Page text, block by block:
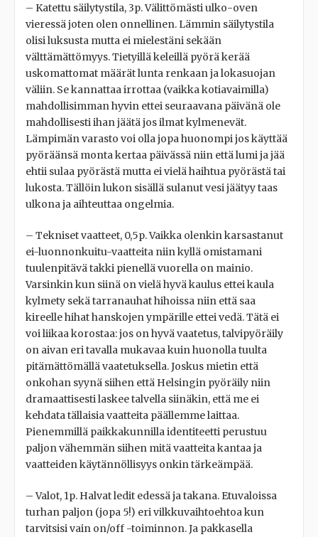
– Katettu säilytystila, 3p. Välittömästi ulko-oven
vieressä joten olen onnellinen. Lämmin säilytystila
olisi luksusta mutta ei mielestäni sekään
välttämättömyys. Tietyillä keleillä pyörä kerää
uskomattomat määrät lunta renkaan ja lokasuojan
väliin. Se kannattaa irrottaa (vaikka kotiavaimilla)
mahdollisimman hyvin ettei seuraavana päivänä ole
mahdollisesti ihan jäätä jos ilmat kylmenevät.
Lämpimän varasto voi olla jopa huonompi jos käyttää
pyöräänsä monta kertaa päivässä niin että lumi ja jää
ehtii sulaa pyörästä mutta ei vielä haihtua pyörästä tai
lukosta. Tällöin lukon sisällä sulanut vesi jäätyy taas
ulkona ja aihteuttaa ongelmia.
– Tekniset vaatteet, 0,5p. Vaikka olenkin karsastanut
ei-luonnonkuitu-vaatteita niin kyllä omistamani
tuulenpitävä takki pienellä vuorella on mainio.
Varsinkin kun siinä on vielä hyvä kaulus ettei kaula
kylmety sekä tarranauhat hihoissa niin että saa
kireelle hihat hanskojen ympärille ettei vedä. Tätä ei
voi liikaa korostaa: jos on hyvä vaatetus, talvipyöräily
on aivan eri tavalla mukavaa kuin huonolla tuulta
pitämättömällä vaatetuksella. Joskus mietin että
onkohan syynä siihen että Helsingin pyöräily niin
dramaattisesti laskee talvella siinäkin, että me ei
kehdata tällaisia vaatteita päällemme laittaa.
Pienemmillä paikkakunnilla identiteetti perustuu
paljon vähemmän siihen mitä vaatteita kantaa ja
vaatteiden käytännöllisyys onkin tärkeämpää.
– Valot, 1p. Halvat ledit edessä ja takana. Etuvaloissa
turhan paljon (jopa 5!) eri vilkkuvaihtoehtoa kun
tarvitsisi vain on/off -toiminnon. Ja pakkasella